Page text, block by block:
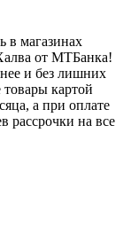
в магазинах
от МТБанка!
и без лишних
картой
а при оплате
рассрочки на все